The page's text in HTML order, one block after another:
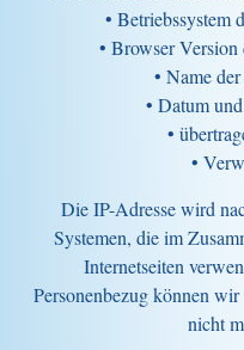
• Betriebssystem
• Browser Version
• Name
• Datum
•
•
Die IP-Adresse wird
Systemen, die im
Internetseiten
Personenbezug können
nicht